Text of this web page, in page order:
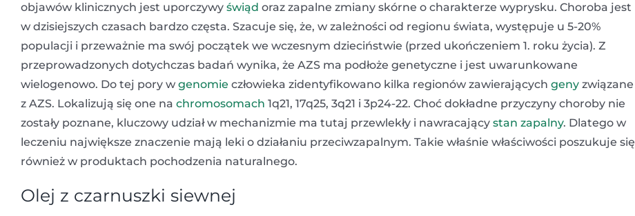
objawów klinicznych jest uporczywy świąd oraz zapalne zmiany skórne o charakterze wyprysku. Choroba jest
w dzisiejszych czasach bardzo częsta. Szacuje się, że, w zależności od regionu świata, występuje u 5-20%
populacji i przeważnie ma swój początek we wczesnym dzieciństwie (przed ukończeniem 1. roku życia). Z
przeprowadzonych dotychczas badań wynika, że AZS ma podłoże genetyczne i jest uwarunkowane
wielogenowo. Do tej pory w genomie człowieka zidentyfikowano kilka regionów zawierających geny związane
z AZS. Lokalizują się one na chromosomach 1q21, 17q25, 3q21 i 3p24-22. Choć dokładne przyczyny choroby nie
zostały poznane, kluczowy udział w mechanizmie ma tutaj przewlekły i nawracający stan zapalny. Dlatego w
leczeniu największe znaczenie mają leki o działaniu przeciwzapalnym. Takie właśnie właściwości poszukuje się
również w produktach pochodzenia naturalnego.
Olej z czarnuszki siewnej